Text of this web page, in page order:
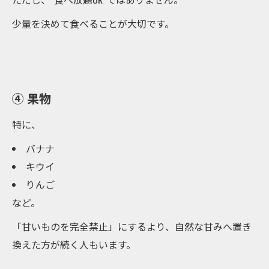
少量を決めて食べることが大切です。
④ 果物
特に、
バナナ
キウイ
りんご
など。
「甘いものを完全禁止」にするより、自然な甘みへ置き
換えた方が続く人もいます。